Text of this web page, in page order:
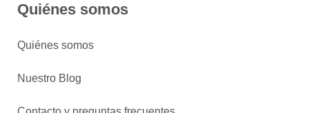
Quiénes somos
Quiénes somos
Nuestro Blog